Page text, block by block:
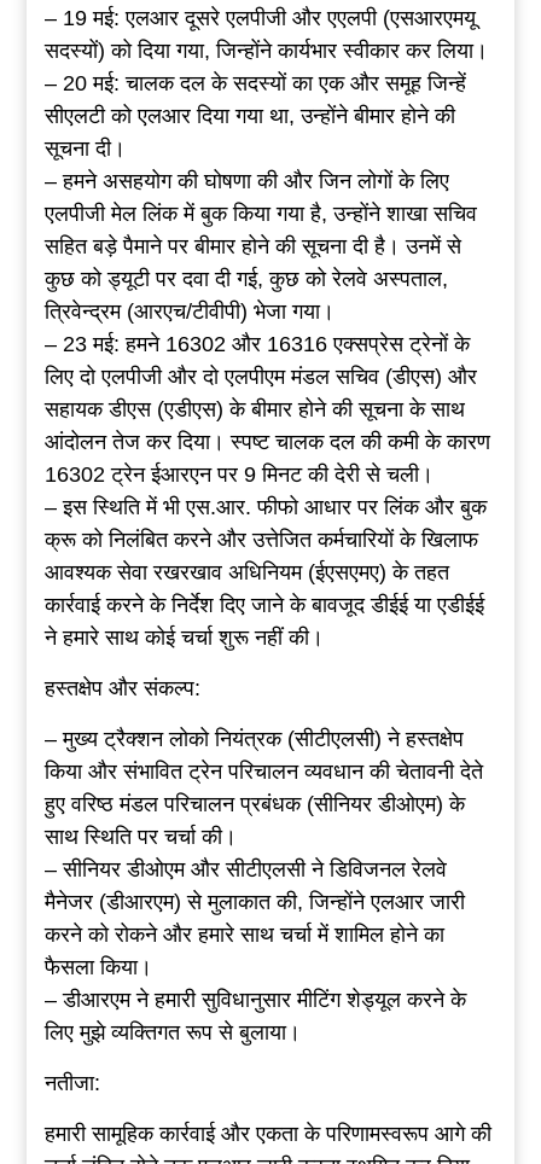
– 19 मई: एलआर दूसरे एलपीजी और एएलपी (एसआरएमयू
सदस्यों) को दिया गया, जिन्होंने कार्यभार स्वीकार कर लिया।
– 20 मई: चालक दल के सदस्यों का एक और समूह जिन्हें
सीएलटी को एलआर दिया गया था, उन्होंने बीमार होने की
सूचना दी।
– हमने असहयोग की घोषणा की और जिन लोगों के लिए
एलपीजी मेल लिंक में बुक किया गया है, उन्होंने शाखा सचिव
सहित बड़े पैमाने पर बीमार होने की सूचना दी है। उनमें से
कुछ को ड्यूटी पर दवा दी गई, कुछ को रेलवे अस्पताल,
त्रिवेन्द्रम (आरएच/टीवीपी) भेजा गया।
– 23 मई: हमने 16302 और 16316 एक्सप्रेस ट्रेनों के
लिए दो एलपीजी और दो एलपीएम मंडल सचिव (डीएस) और
सहायक डीएस (एडीएस) के बीमार होने की सूचना के साथ
आंदोलन तेज कर दिया। स्पष्ट चालक दल की कमी के कारण
16302 ट्रेन ईआरएन पर 9 मिनट की देरी से चली।
– इस स्थिति में भी एस.आर. फीफो आधार पर लिंक और बुक
क्रू को निलंबित करने और उत्तेजित कर्मचारियों के खिलाफ
आवश्यक सेवा रखरखाव अधिनियम (ईएसएमए) के तहत
कार्रवाई करने के निर्देश दिए जाने के बावजूद डीईई या एडीईई
ने हमारे साथ कोई चर्चा शुरू नहीं की।
हस्तक्षेप और संकल्प:
– मुख्य ट्रैक्शन लोको नियंत्रक (सीटीएलसी) ने हस्तक्षेप
किया और संभावित ट्रेन परिचालन व्यवधान की चेतावनी देते
हुए वरिष्ठ मंडल परिचालन प्रबंधक (सीनियर डीओएम) के
साथ स्थिति पर चर्चा की।
– सीनियर डीओएम और सीटीएलसी ने डिविजनल रेलवे
मैनेजर (डीआरएम) से मुलाकात की, जिन्होंने एलआर जारी
करने को रोकने और हमारे साथ चर्चा में शामिल होने का
फैसला किया।
– डीआरएम ने हमारी सुविधानुसार मीटिंग शेड्यूल करने के
लिए मुझे व्यक्तिगत रूप से बुलाया।
नतीजा:
हमारी सामूहिक कार्रवाई और एकता के परिणामस्वरूप आगे की